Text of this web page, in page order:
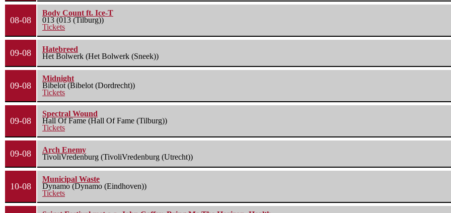
08-08
Body Count ft. Ice-T
013 (013 (Tilburg))
Tickets
09-08
Hatebreed
Het Bolwerk (Het Bolwerk (Sneek))
09-08
Midnight
Bibelot (Bibelot (Dordrecht))
Tickets
09-08
Spectral Wound
Hall Of Fame (Hall Of Fame (Tilburg))
Tickets
09-08
Arch Enemy
TivoliVredenburg (TivoliVredenburg (Utrecht))
10-08
Municipal Waste
Dynamo (Dynamo (Eindhoven))
Tickets